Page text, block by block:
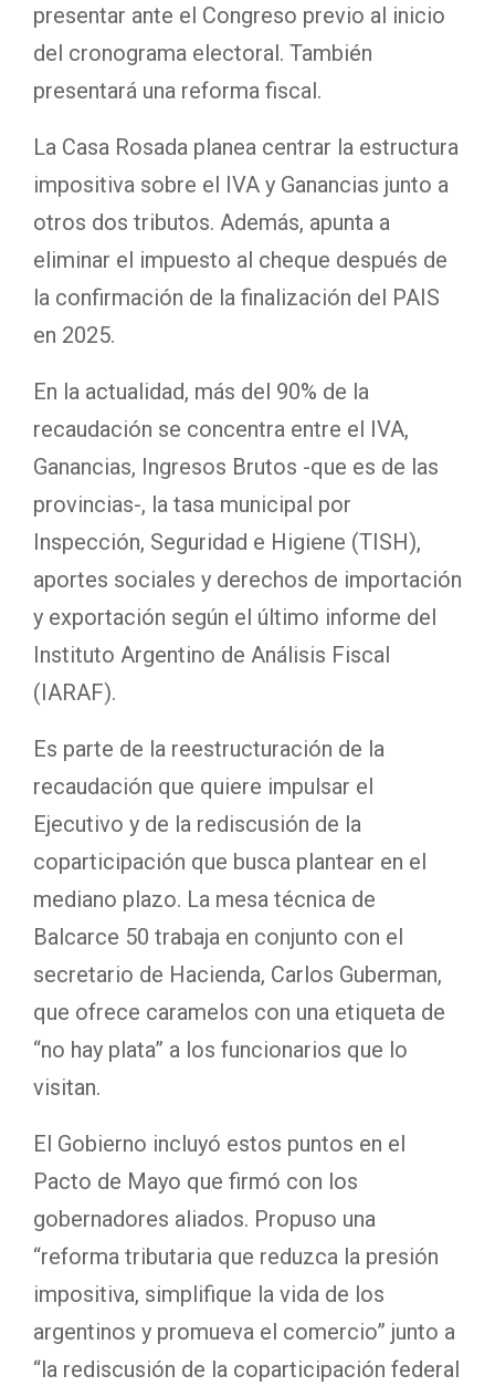
presentar ante el Congreso previo al inicio
del cronograma electoral. También
presentará una reforma fiscal.
La Casa Rosada planea centrar la estructura
impositiva sobre el IVA y Ganancias junto a
otros dos tributos. Además, apunta a
eliminar el impuesto al cheque después de
la confirmación de la finalización del PAIS
en 2025.
En la actualidad, más del 90% de la
recaudación se concentra entre el IVA,
Ganancias, Ingresos Brutos -que es de las
provincias-, la tasa municipal por
Inspección, Seguridad e Higiene (TISH),
aportes sociales y derechos de importación
y exportación según el último informe del
Instituto Argentino de Análisis Fiscal
(IARAF).
Es parte de la reestructuración de la
recaudación que quiere impulsar el
Ejecutivo y de la rediscusión de la
coparticipación que busca plantear en el
mediano plazo. La mesa técnica de
Balcarce 50 trabaja en conjunto con el
secretario de Hacienda, Carlos Guberman,
que ofrece caramelos con una etiqueta de
“no hay plata” a los funcionarios que lo
visitan.
El Gobierno incluyó estos puntos en el
Pacto de Mayo que firmó con los
gobernadores aliados. Propuso una
“reforma tributaria que reduzca la presión
impositiva, simplifique la vida de los
argentinos y promueva el comercio” junto a
“la rediscusión de la coparticipación federal